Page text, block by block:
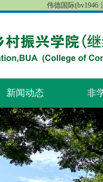
伟德国际
新闻动态 非